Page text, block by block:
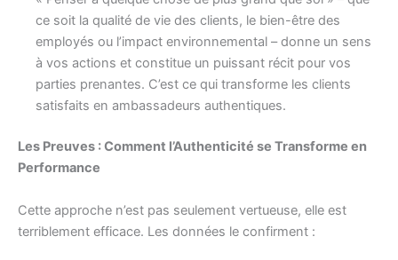
ce soit la qualité de vie des clients, le bien-être des
employés ou l’impact environnemental – donne un sens
à vos actions et constitue un puissant récit pour vos
parties prenantes. C’est ce qui transforme les clients
satisfaits en ambassadeurs authentiques.
Les Preuves : Comment l’Authenticité se Transforme en
Performance
Cette approche n’est pas seulement vertueuse, elle est
terriblement efficace. Les données le confirment :